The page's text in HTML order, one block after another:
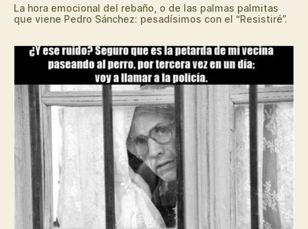
La hora emocional del rebaño, o de las palmas palmitas
que viene Pedro Sánchez: pesadísimos con el “Resistiré”.